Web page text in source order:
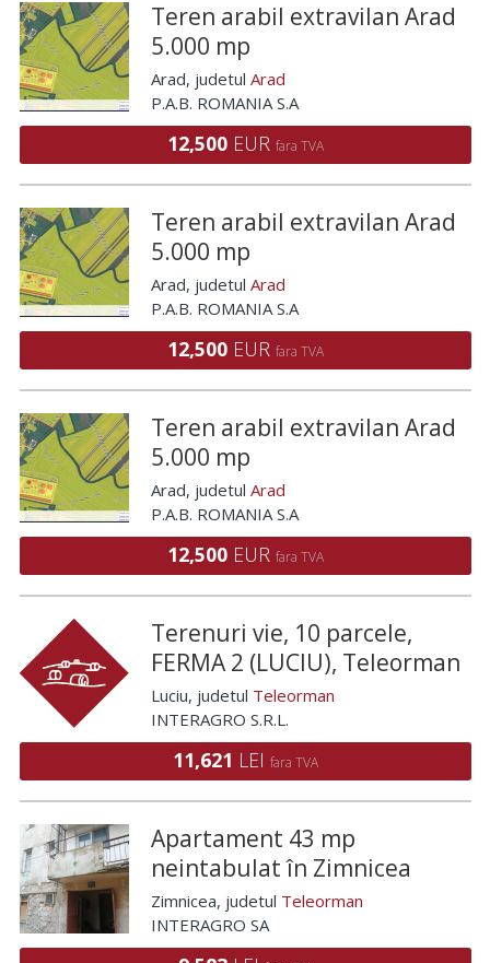
Teren arabil extravilan Arad
5.000 mp
Arad, judetul Arad
P.A.B. ROMANIA S.A
12,500 EUR fara TVA
Teren arabil extravilan Arad
5.000 mp
Arad, judetul Arad
P.A.B. ROMANIA S.A
12,500 EUR fara TVA
Teren arabil extravilan Arad
5.000 mp
Arad, judetul Arad
P.A.B. ROMANIA S.A
12,500 EUR fara TVA
Terenuri vie, 10 parcele,
FERMA 2 (LUCIU), Teleorman
Luciu, judetul Teleorman
INTERAGRO S.R.L.
11,621 LEI fara TVA
Apartament 43 mp
neintabulat în Zimnicea
Zimnicea, judetul Teleorman
INTERAGRO SA